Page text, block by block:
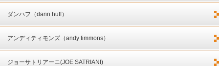
ダンハフ（dann huff）
アンディティモンズ（andy timmons）
ジョーサトリアーニ(JOE SATRIANI)